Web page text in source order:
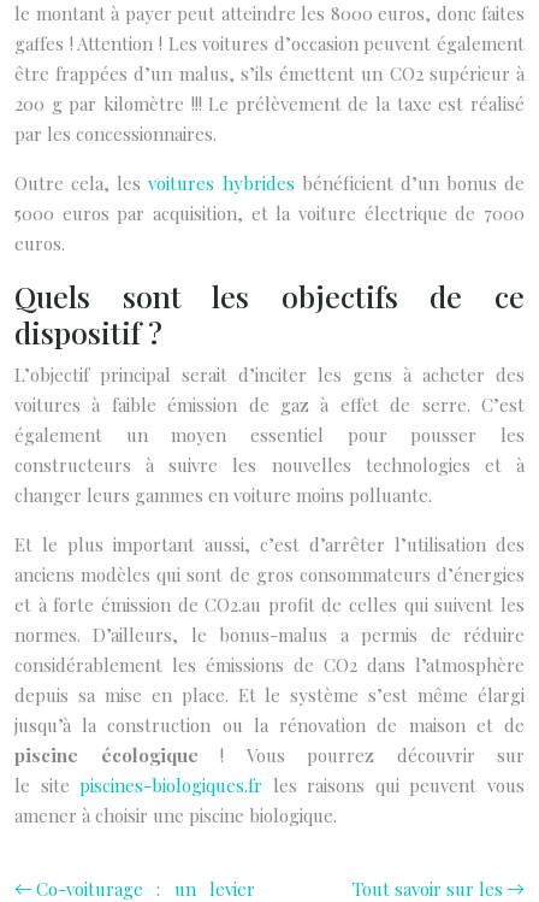
le montant à payer peut atteindre les 8000 euros, donc faites
gaffes ! Attention ! Les voitures d’occasion peuvent également
être frappées d’un malus, s’ils émettent un CO2 supérieur à
200 g par kilomètre !!! Le prélèvement de la taxe est réalisé
par les concessionnaires.
Outre cela, lesvoitures hybrides bénéficient d’un bonus de
5000 euros par acquisition, et la voiture électrique de 7000
euros.
Quels sont les objectifs de ce
dispositif ?
L’objectif principal serait d’inciter les gens à acheter des
voitures à faible émission de gaz à effet de serre. C’est
également un moyen essentiel pour pousser les
constructeurs à suivre les nouvelles technologies et à
changer leurs gammes en voiture moins polluante.
Et le plus important aussi, c’est d’arrêter l’utilisation des
anciens modèles qui sont de gros consommateurs d’énergies
et à forte émission de CO2.au profit de celles qui suivent les
normes. D’ailleurs, le bonus-malus a permis de réduire
considérablement les émissions de CO2 dans l’atmosphère
depuis sa mise en place. Et le système s’est même élargi
jusqu’à la construction ou la rénovation de maison et de
piscine écologique ! Vous pourrez découvrir sur
le sitepiscines-biologiques.fr les raisons qui peuvent vous
amener à choisir une piscine biologique.
Co-voiturage : un levier
Tout savoir sur les